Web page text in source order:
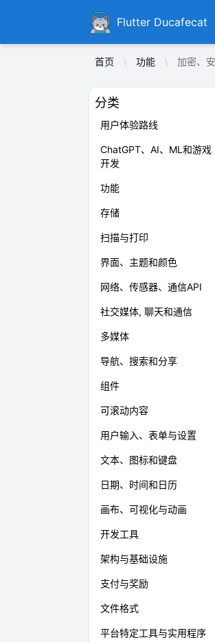
DucafecatFlutter Ducafecat
首页 功能 加密、
分类
用户体验路线
ChatGPT、AI、ML和游戏
开发
功能
存储
扫描与打印
界面、主题和颜色
网络、传感器、通信API
社交媒体, 聊天和通信
多媒体
导航、搜索和分享
组件
可滚动内容
用户输入、表单与设置
文本、图标和键盘
日期、时间和日历
画布、可视化与动画
开发工具
架构与基础设施
支付与奖励
文件格式
平台特定工具与实用程序